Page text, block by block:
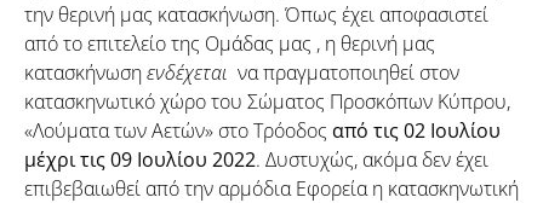
την θερινή μας κατασκήνωση. Όπως έχει αποφασιστεί
από το επιτελείο της Ομάδας μας , η θερινή μας
κατασκήνωσηενδέχεται να πραγματοποιηθεί στον
κατασκηνωτικό χώρο του Σώματος Προσκόπων Κύπρου,
«Λούματα των Αετών» στο Τρόοδος από τις 02 Ιουλίου
μέχρι τις 09 Ιουλίου 2022. Δυστυχώς, ακόμα δεν έχει
επιβεβαιωθεί από την αρμόδια Εφορεία η κατασκηνωτική